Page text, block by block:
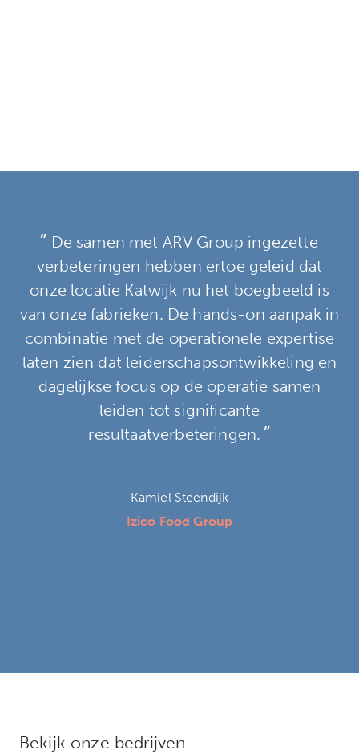
” De samen met ARV Group ingezette
verbeteringen hebben ertoe geleid dat
onze locatie Katwijk nu het boegbeeld is
van onze fabrieken. De hands-on aanpak in
combinatie met de operationele expertise
laten zien dat leiderschapsontwikkeling en
dagelijkse focus op de operatie samen
leiden tot significante
resultaatverbeteringen.”
Kamiel Steendijk
Izico Food Group
Bekijk onze bedrijven